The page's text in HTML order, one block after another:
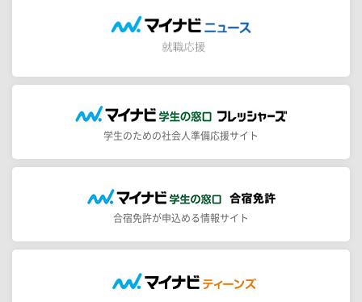
学生のための社会人準備応援サイト
合宿免許が申込める情報サイト